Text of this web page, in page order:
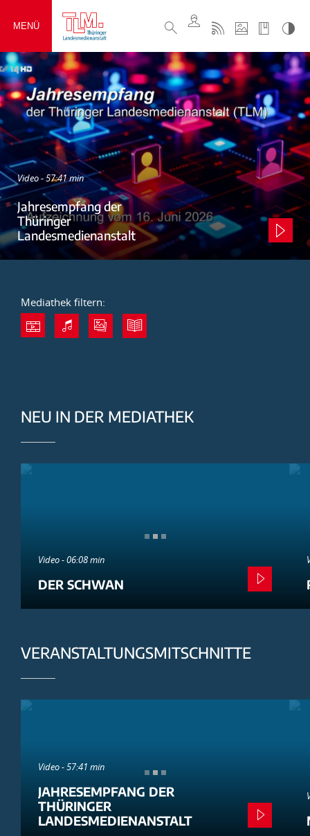
MENÜ
Video - 57:41 min
Jahresempfang der
Thüringer
Landesmedienanstalt
Mediathek filtern:
NEU IN DER MEDIATHEK
Video - 06:08 min
DER SCHWAN
VERANSTALTUNGSMITSCHNITTE
Video - 57:41 min
JAHRESEMPFANG DER
THÜRINGER
LANDESMEDIENANSTALT